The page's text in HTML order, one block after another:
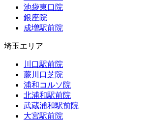
池袋東口院
銀座院
成増駅前院
埼玉エリア
川口駅前院
蕨川口芝院
浦和コルソ院
北浦和駅前院
武蔵浦和駅前院
大宮駅前院